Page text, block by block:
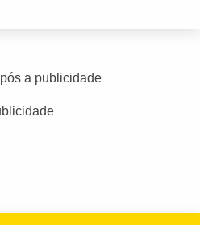
a publicidade